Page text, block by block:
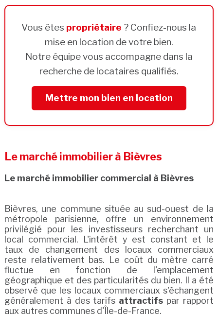
Vous êtes propriétaire ? Confiez-nous la
mise en location de votre bien.
Notre équipe vous accompagne dans la
recherche de locataires qualifiés.
Mettre mon bien en location
Le marché immobilier à Bièvres
Le marché immobilier commercial à Bièvres
Bièvres, une commune située au sud-ouest de la
métropole parisienne, offre un environnement
privilégié pour les investisseurs recherchant un
local commercial. L'intérêt y est constant et le
taux de changement des locaux commerciaux
reste relativement bas. Le coût du mètre carré
fluctue en fonction de l'emplacement
géographique et des particularités du bien. Il a été
observé que les locaux commerciaux s'échangent
généralement à des tarifs attractifs par rapport
aux autres communes d'Île-de-France.